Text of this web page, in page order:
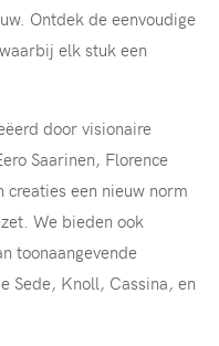
Ontdek de eenvoudige
elk stuk een
door visionaire
Saarinen, Florence
een nieuw norm
We bieden ook
toonaangevende
Sede, Knoll, Cassina, en